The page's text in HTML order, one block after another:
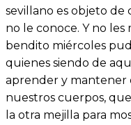
sevillano es objeto
no le conoce. Y no les
bendito miércoles
quienes siendo de
aprender y mantener
nuestros cuerpos,
la otra mejilla para